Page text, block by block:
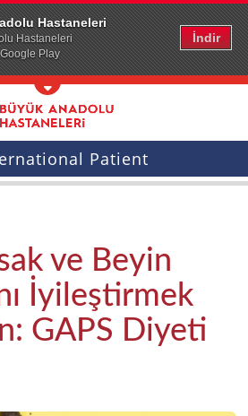
Hastaneleri
Hastaneleri
Play
İndir
Patient
ve Beyin
İyileştirmek
GAPS Diyeti